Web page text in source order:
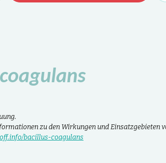
zu den Wirkungen und Einsatzgebieten
bacillus-coagulans